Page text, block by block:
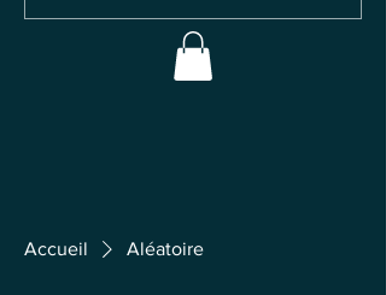
Accueil Aléatoire